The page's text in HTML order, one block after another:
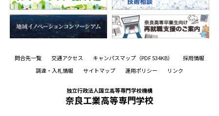
問合先一覧 交通アクセス キャンパスマップ （PDF 534KB）
採用情報
調達・入札情報
サイトマップ 運用ポリシー リンク
独立行政法人国立高等専門学校機構
奈良工業高等専門学校